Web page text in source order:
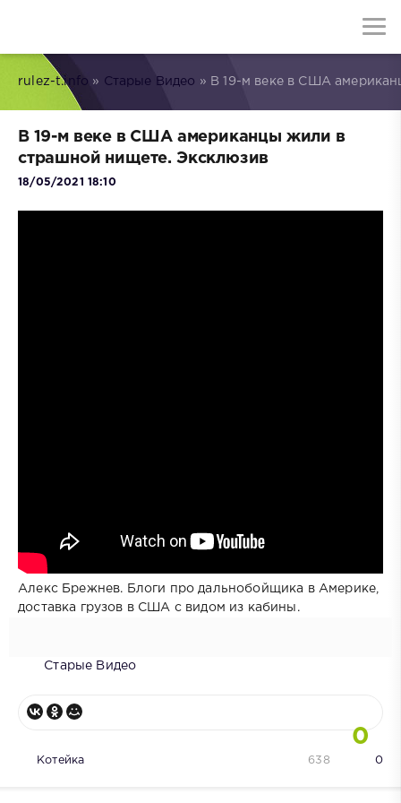
rulez-t.info » Старые Видео » В 19-м веке в США
В 19-м веке в США американцы жили в
страшной нищете. Эксклюзив
18/05/2021 18:10
Алекс Брежнев. Блоги про дальнобойщика в Америке,
доставка грузов в США с видом из кабины.
Старые Видео
0
Котейка 0
638